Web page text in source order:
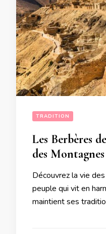
TRADITION
Les Berbères
des
Découvrez la vie
peuple qui vit en
maintient ses